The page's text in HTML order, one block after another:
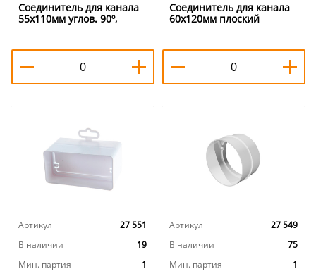
Соединитель для канала
55х110мм углов. 90º,
511СК10ФП ERA, 1/40
Соединитель для канала
60х120мм плоский
Артикул
27 551
В наличии
19
Мин. партия
1
Артикул
27 549
В наличии
75
Мин. партия
1